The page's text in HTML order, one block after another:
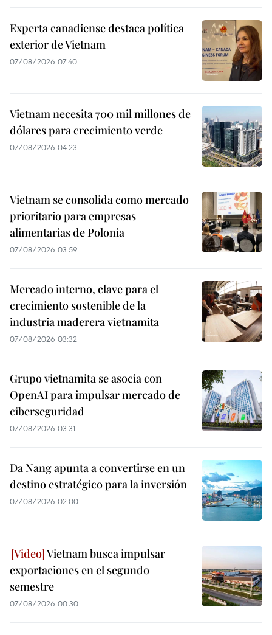
Experta canadiense destaca política
exterior de Vietnam
07/08/2026 07:40
Vietnam necesita 700 mil millones de
dólares para crecimiento verde
07/08/2026 04:23
Vietnam se consolida como mercado
prioritario para empresas
alimentarias de Polonia
07/08/2026 03:59
Mercado interno, clave para el
crecimiento sostenible de la
industria maderera vietnamita
07/08/2026 03:32
Grupo vietnamita se asocia con
OpenAI para impulsar mercado de
ciberseguridad
07/08/2026 03:31
Da Nang apunta a convertirse en un
destino estratégico para la inversión
07/08/2026 02:00
Vietnam busca impulsar
exportaciones en el segundo
semestre
07/08/2026 00:30